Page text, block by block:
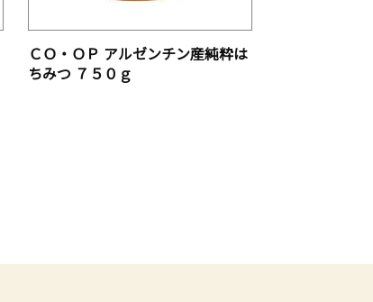
ＣＯ・ＯＰ アルゼンチン産純粋は
ちみつ ７５０ｇ